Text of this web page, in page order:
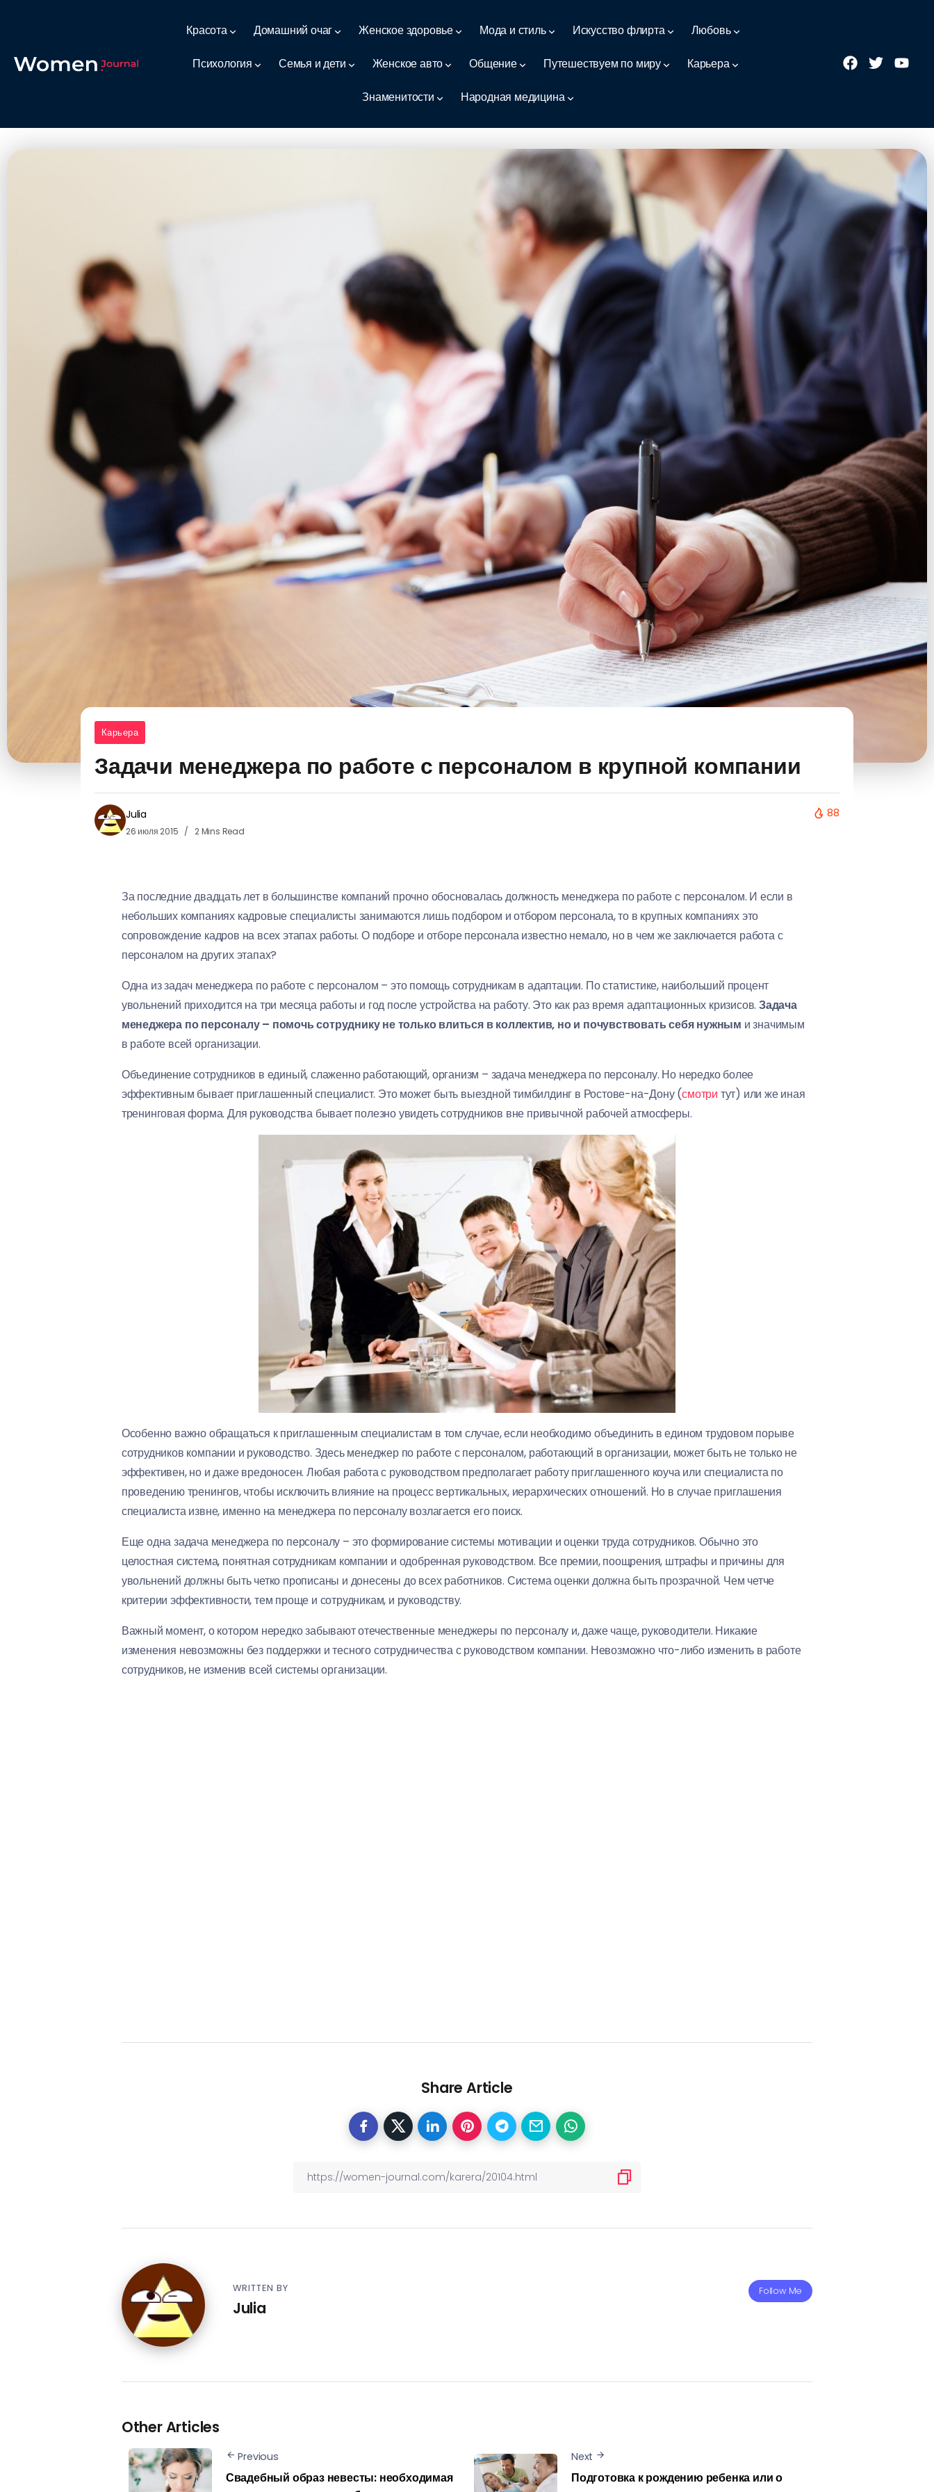
Красота Домашний очаг Женское здоровье Мода и стиль Искусство флирта Любовь
Психология Семья и дети Женское авто Общение Путешествуем по миру Карьера
Знаменитости Народная медицина
Карьера
Задачи менеджера по работе с персоналом в крупной компании
Julia
26 июля 2015 2 Mins Read
88
За последние двадцать лет в большинстве компаний прочно обосновалась должность менеджера по работе с персоналом. И если в
небольших компаниях кадровые специалисты занимаются лишь подбором и отбором персонала, то в крупных компаниях это
сопровождение кадров на всех этапах работы. О подборе и отборе персонала известно немало, но в чем же заключается работа с
персоналом на других этапах?
Одна из задач менеджера по работе с персоналом – это помощь сотрудникам в адаптации. По статистике, наибольший процент
увольнений приходится на три месяца работы и год после устройства на работу. Это как раз время адаптационных кризисов. Задача
менеджера по персоналу – помочь сотруднику не только влиться в коллектив, но и почувствовать себя нужным и значимым
в работе всей организации.
Объединение сотрудников в единый, слаженно работающий, организм – задача менеджера по персоналу. Но нередко более
эффективным бывает приглашенный специалист. Это может быть выездной тимбилдинг в Ростове-на-Дону (смотри тут) или же иная
тренинговая форма. Для руководства бывает полезно увидеть сотрудников вне привычной рабочей атмосферы.
Особенно важно обращаться к приглашенным специалистам в том случае, если необходимо объединить в едином трудовом порыве
сотрудников компании и руководство. Здесь менеджер по работе с персоналом, работающий в организации, может быть не только не
эффективен, но и даже вредоносен. Любая работа с руководством предполагает работу приглашенного коуча или специалиста по
проведению тренингов, чтобы исключить влияние на процесс вертикальных, иерархических отношений. Но в случае приглашения
специалиста извне, именно на менеджера по персоналу возлагается его поиск.
Еще одна задача менеджера по персоналу – это формирование системы мотивации и оценки труда сотрудников. Обычно это
целостная система, понятная сотрудникам компании и одобренная руководством. Все премии, поощрения, штрафы и причины для
увольнений должны быть четко прописаны и донесены до всех работников. Система оценки должна быть прозрачной. Чем четче
критерии эффективности, тем проще и сотрудникам, и руководству.
Важный момент, о котором нередко забывают отечественные менеджеры по персоналу и, даже чаще, руководители. Никакие
изменения невозможны без поддержки и тесного сотрудничества с руководством компании. Невозможно что-либо изменить в работе
сотрудников, не изменив всей системы организации.
Share Article
Follow Me
WRITTEN BY
Julia
Other Articles
Previous
Свадебный образ невесты: необходимая
Next
Подготовка к рождению ребенка или о